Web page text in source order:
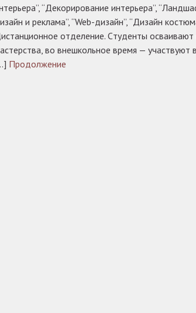
“Декорирование интерьера”,
и реклама”, “Web-дизайн”, “Дизайн
отделение. Cтуденты осваивают
во внешкольное время — участвуют
Продолжение